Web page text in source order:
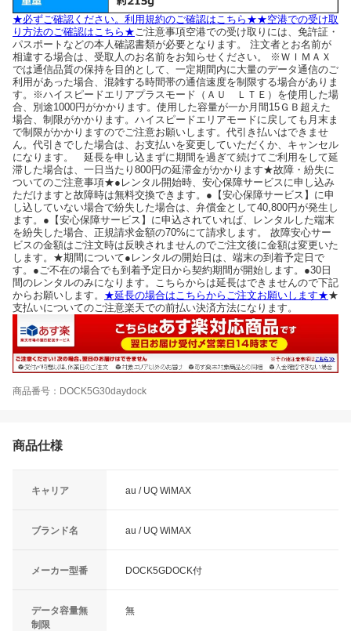
★必ずご確認ください。利用規約のご確認はこちら★★空港での受け取
り方法のご確認はこちら★ご注意事項空港での受け取りには、免許証・
パスポートなどの本人確認書類が必要となります。 注文者とお名前が
相違する場合は、受取人のお名前をお知らせください。 ※ＷＩＭＡＸ
では通信品質の保持を目的として、一定期間内に大量のデータ通信のご
利用があった場合、混雑する時間帯の通信速度を制限する場合がありま
す。※ハイスピードエリアプラスモード（ＡＵ ＬＴＥ）を使用した場
合、別途1000円がかかります。使用した容量が一か月間15ＧＢ超えた
場合、制限がかかります。ハイスピードエリアモードに戻しても月末ま
で制限がかかりますのでご注意お願いします。代引き払いはできませ
ん。代引きでした場合は、お支払いを変更していただくか、キャンセル
になります。 延長を申し込まずに期間を過ぎて続けてご利用をして延
滞した場合は、一日当たり800円の延滞金がかかります★故障・紛失に
ついてのご注意事項★●レンタル開始時、安心保障サービスに申し込み
ただけますと故障時は無料交換できます。●【安心保障サービス】に申
し込していない場合で紛失した場合は、弁償金として40,800円が発生し
ます。●【安心保障サービス】に申込されていれば、レンタルした端末
を紛失した場合、正規請求金額の70%にて請求します。 故障安心サー
ビスの金額はご注文時は反映されませんのでご注文後に金額は変更いた
します。★期間について●レンタルの開始日は、端末の到着予定日で
す。●ご不在の場合でも到着予定日から契約期間が開始します。●30日
間のレンタルのみになります。こちらからは延長はできませんので下記
からお願いします。 ★延長の場合はこちらからご注文お願いします★★
支払いについてのご注意楽天での前払い決済方法になります。
商品番号：DOCK5G30daydock
商品仕様
キャリア au / UQ WiMAX
ブランド名 au / UQ WiMAX
メーカー型番 DOCK5GDOCK付
データ容量無
制限
無